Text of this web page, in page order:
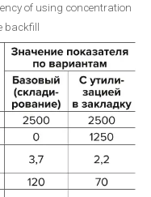
of using concentration
backfill